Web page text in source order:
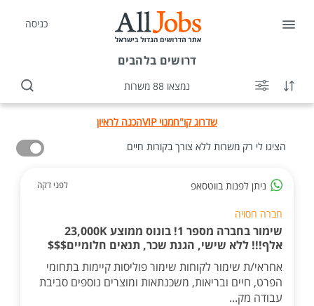
כניסה
דרושים בלהבים
נמצאו 88 משרות
שדרוג קו"חמנוי VIP
הכנה לראיון
הציגו לי רק משרות ללא צורך בקורות חיים
ניתן לפנות בווטסאפ לפני דקה
חברה חסויה
שימור בחברה מספר 1! בונוס ממוצע 23,000K
אלף!!! ללא שישי, הגנת שכר, תנאים חלומיים$$$
אחראי/ת שימור לקוחות שימור פוליסות קיימות בתחומי
הפרט, חיים ובריאות, משכנתאות ומוצרים נוספים סביבת
עבודה מק...